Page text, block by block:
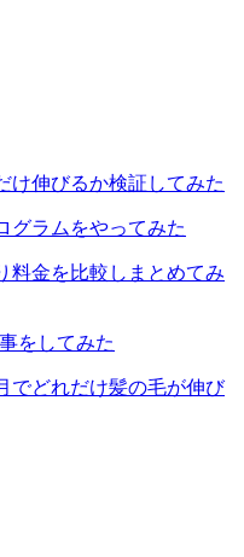
け伸びるか検証してみた
グラムをやってみた
料金を比較しまとめてみ
をしてみた
でどれだけ髪の毛が伸び